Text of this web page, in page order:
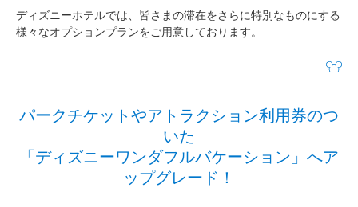
東京ディズニーシー・ファンタジースプリングスホテル
ディズニーアンバサダーホテル
東京ディズニーシー・ホテルミラコスタ
ディズニーホテルでは、皆さまの滞在をさらに特別なものにする
様々なオプションプランをご用意しております。
パークチケットやアトラクション利用券のつ
いた
「ディズニーワンダフルバケーション」へア
ップグレード！